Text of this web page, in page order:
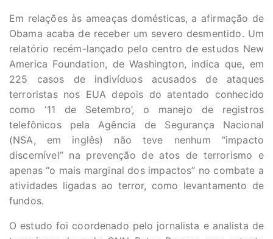
Em relações às ameaças domésticas, a afirmação de
Obama acaba de receber um severo desmentido. Um
relatório recém-lançado pelo centro de estudos New
America Foundation, de Washington, indica que, em
225 casos de indivíduos acusados de ataques
terroristas nos EUA depois do atentado conhecido
como ‘11 de Setembro’, o manejo de registros
telefônicos pela Agência de Segurança Nacional
(NSA, em inglês) não teve nenhum “impacto
discernível” na prevenção de atos de terrorismo e
apenas “o mais marginal dos impactos” no combate a
atividades ligadas ao terror, como levantamento de
fundos.
O estudo foi coordenado pelo jornalista e analista de